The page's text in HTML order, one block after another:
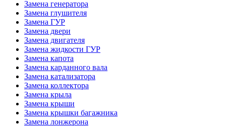
Замена генератора
Замена глушителя
Замена ГУР
Замена двери
Замена двигателя
Замена жидкости ГУР
Замена капота
Замена карданного вала
Замена катализатора
Замена коллектора
Замена крыла
Замена крыши
Замена крышки багажника
Замена лонжерона